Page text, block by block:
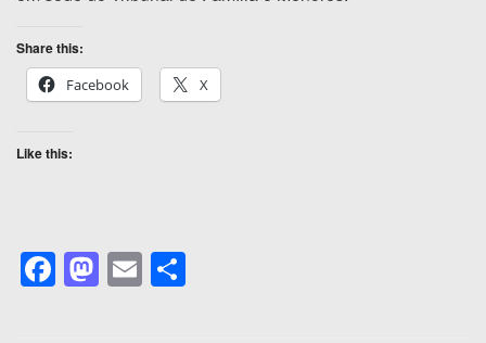
Share this:
Facebook
X
Like this:
F
a
M
a
E
m